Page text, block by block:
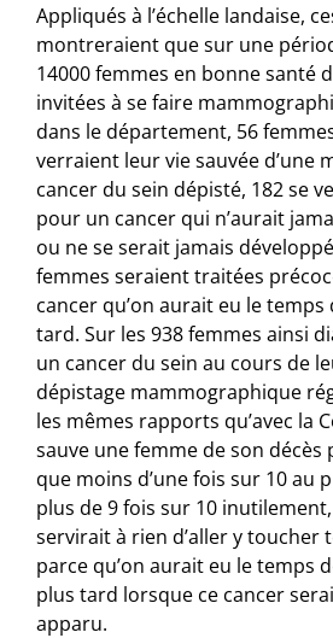
Appliqués à l’échelle landaise,
montreraient que sur une
14000 femmes en bonne santé
invitées à se faire
dans le département, 56
verraient leur vie sauvée d’une
cancer du sein dépisté, 182 se
pour un cancer qui n’aurait
ou ne se serait jamais
femmes seraient traitées
cancer qu’on aurait eu le
tard. Sur les 938 femmes ainsi
un cancer du sein au cours de
dépistage mammographique
les mêmes rapports qu’avec la
sauve une femme de son décès
que moins d’une fois sur 10 au
plus de 9 fois sur 10
servirait à rien d’aller y toucher
parce qu’on aurait eu le temps
plus tard lorsque ce cancer
apparu.